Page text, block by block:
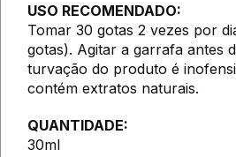
USO RECOMENDADO:
Tomar 30 gotas 2 vezes por
gotas). Agitar a garrafa antes
turvação do produto é
contém extratos naturais.
QUANTIDADE:
30ml